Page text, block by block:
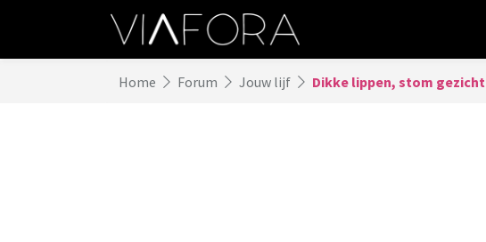
Home Forum Jouw lijf Dikke lippen, stom gezicht